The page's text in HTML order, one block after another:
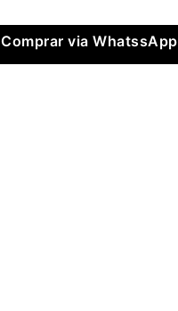
Comprar via WhatssApp